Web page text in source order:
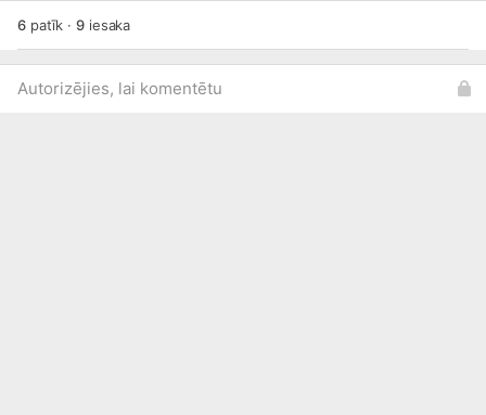
6patīk ·9iesaka
Autorizējies, lai komentētu